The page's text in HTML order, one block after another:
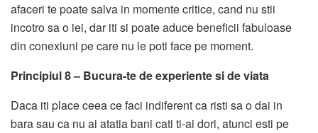
afaceri te poate salva in momente critice, cand nu stii
incotro sa o iei, dar iti si poate aduce beneficii fabuloase
din conexiuni pe care nu le poti face pe moment.
Principiul 8 – Bucura-te de experiente si de viata
Daca iti place ceea ce faci indiferent ca risti sa o dai in
bara sau ca nu ai atatia bani cati ti-ai dori, atunci esti pe